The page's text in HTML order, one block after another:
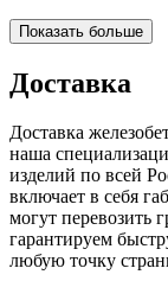
Показать больше
Доставка
Доставка
наша
изделий по всей
включает в себя
могут перевозить
гарантируем
любую точку